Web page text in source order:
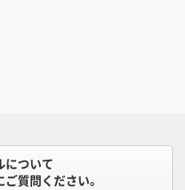
について
ご質問ください。